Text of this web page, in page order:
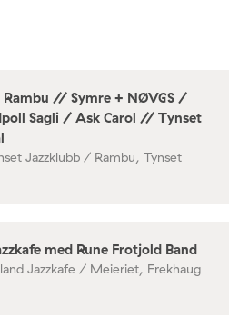
Rambu // Symre + NØVGS /
Sagli / Ask Carol // Tynset
Jazzklubb / Rambu, Tynset
med Rune Frotjold Band
Jazzkafe / Meieriet, Frekhaug